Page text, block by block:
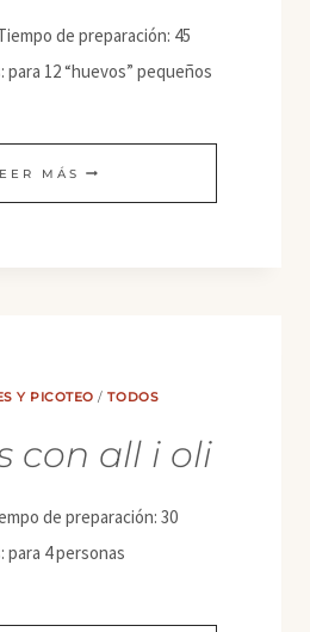
de preparación: 45
12 “huevos” pequeños
MÁS HUEVOS
RELLENOS
Y PICOTEO /TODOS
con all i oli
de preparación: 30
para 4 personas